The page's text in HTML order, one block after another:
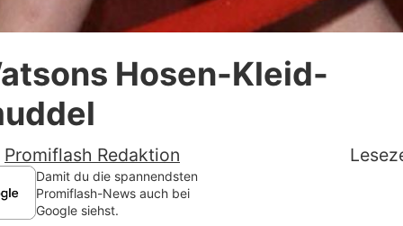
Datenschutzerklärung
Nutzungsbedingungen
Hosen-Kleid-
Promiflash Redaktion
Damit du die spannendsten
Promiflash-News auch bei
Google siehst.